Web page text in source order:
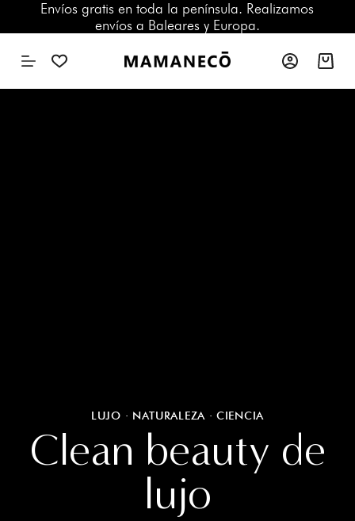
a
Envíos gratis en toda la península. Realizamos
envíos a Baleares y Europa.
LUJO · NATURALEZA · CIENCIA
Clean beauty de
lujo